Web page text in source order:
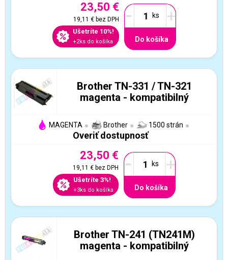
23,50 €
19,11 €bez DPH
Ušetríte 10%!
+2ks do košíka
- +
Do košíka
Brother TN-331 / TN-321
magenta - kompatibilný
MAGENTA Brother 1500 strán
Overiť dostupnosť
23,50 €
19,11 €bez DPH
Ušetríte 3%!
+3ks do košíka
- +
Do košíka
Brother TN-241 (TN241M)
magenta - kompatibilný